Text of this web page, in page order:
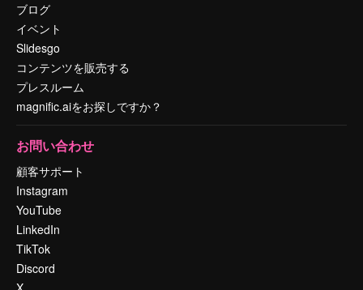
ブログ
イベント
Slidesgo
コンテンツを販売する
プレスルーム
magnific.aiをお探しですか？
お問い合わせ
顧客サポート
Instagram
YouTube
LinkedIn
TikTok
Discord